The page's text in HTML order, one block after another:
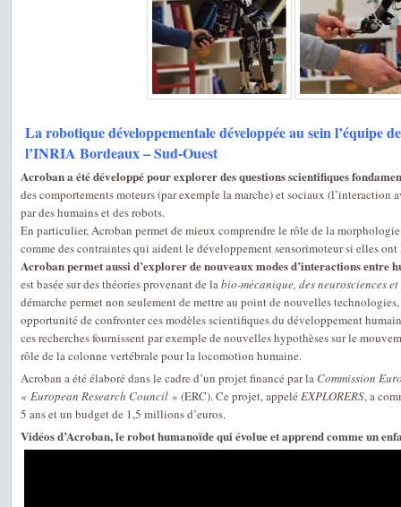
La robotique développementale développée au sein l’équipe
l’INRIA Bordeaux – Sud-Ouest
Acroban a été développé pour explorer des questions scientifiques
des comportements moteurs (par exemple la marche) et sociaux (l’interaction
par des humains et des robots.
En particulier, Acroban permet de mieux comprendre le rôle de la
comme des contraintes qui aident le développement sensorimoteur si elles ont
Acroban permet aussi d’explorer de nouveaux modes d’interactions entre
est basée sur des théories provenant de labio-mécanique, des neurosciences
démarche permet non seulement de mettre au point de nouvelles
opportunité de confronter ces modèles scientifiques du développement
ces recherches fournissent par exemple de nouvelles hypothèses sur le
rôle de la colonne vertébrale pour la locomotion humaine.
Acroban a été élaboré dans le cadre d’un projet financé par la Commission
« European Research Council » (ERC). Ce projet, appelé EXPLORERS, a
5 ans et un budget de 1,5 millions d’euros.
Vidéos d’Acroban, le robot humanoïde qui évolue et apprend comme un